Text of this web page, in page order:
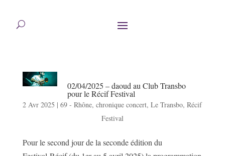
02/04/2025 – daoud au Club Transbo
pour le Récif Festival
2 Avr 2025 |69 - Rhône,chronique concert,Le Transbo,Récif
Festival
Pour le second jour de la seconde édition du